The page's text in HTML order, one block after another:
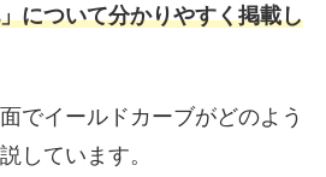
について分かりやすく掲載し
でイールドカーブがどのよう
しています。